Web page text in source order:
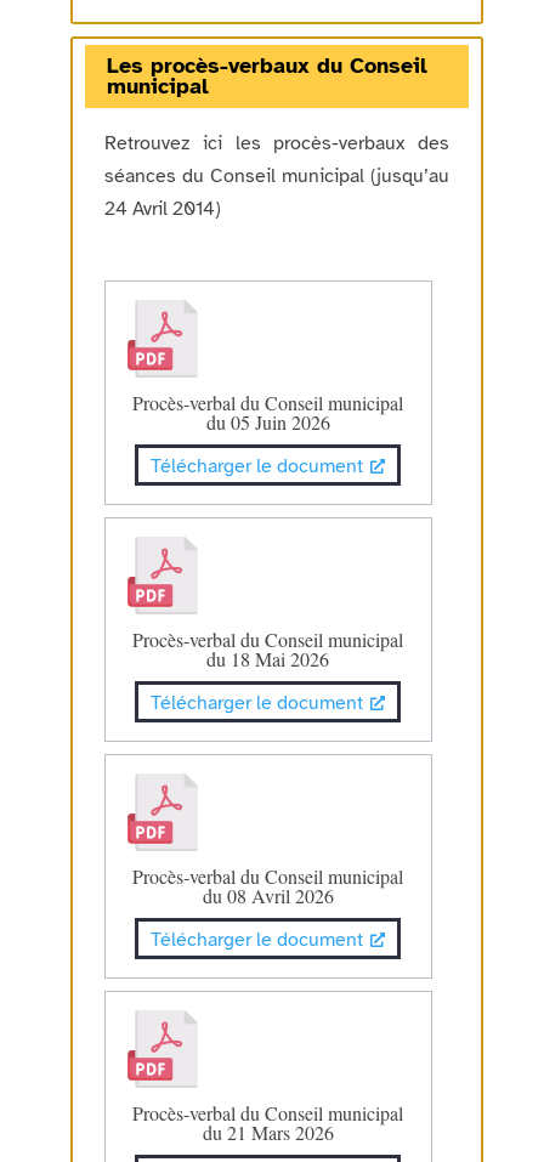
Les procès-verbaux du Conseil
municipal
Retrouvez ici les procès-verbaux des
séances du Conseil municipal (jusqu’au
24 Avril 2014)
Procès-verbal du Conseil municipal
du 05 Juin 2026
Télécharger le document
Procès-verbal du Conseil municipal
du 18 Mai 2026
Télécharger le document
Procès-verbal du Conseil municipal
du 08 Avril 2026
Télécharger le document
Procès-verbal du Conseil municipal
du 21 Mars 2026